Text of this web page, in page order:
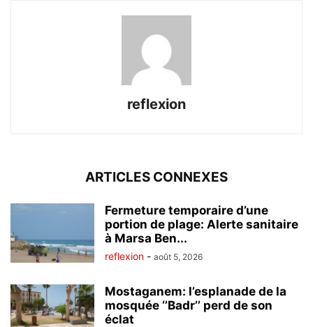
reflexion
ARTICLES CONNEXES
Fermeture temporaire d’une
portion de plage: Alerte sanitaire
à Marsa Ben...
reflexion - août 5, 2026
Mostaganem: l’esplanade de la
mosquée ‘’Badr’’ perd de son
éclat